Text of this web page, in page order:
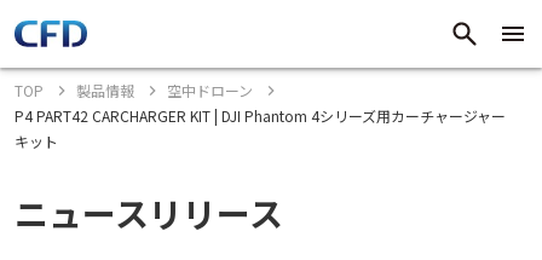
TOP 製品情報
空中ドローン
P4 PART42 CARCHARGER KIT | DJI Phantom 4シリーズ用カーチャージャー
キット
ニュースリリース